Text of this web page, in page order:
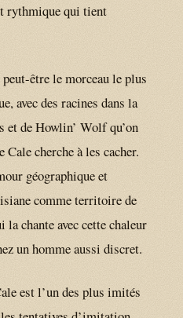
rythmique qui tient
être le morceau le plus
avec des racines dans la
et de Howlin’ Wolf qu’on
cherche à les cacher.
géographique et
comme territoire de
chante avec cette chaleur
un homme aussi discret.
est l’un des plus imités